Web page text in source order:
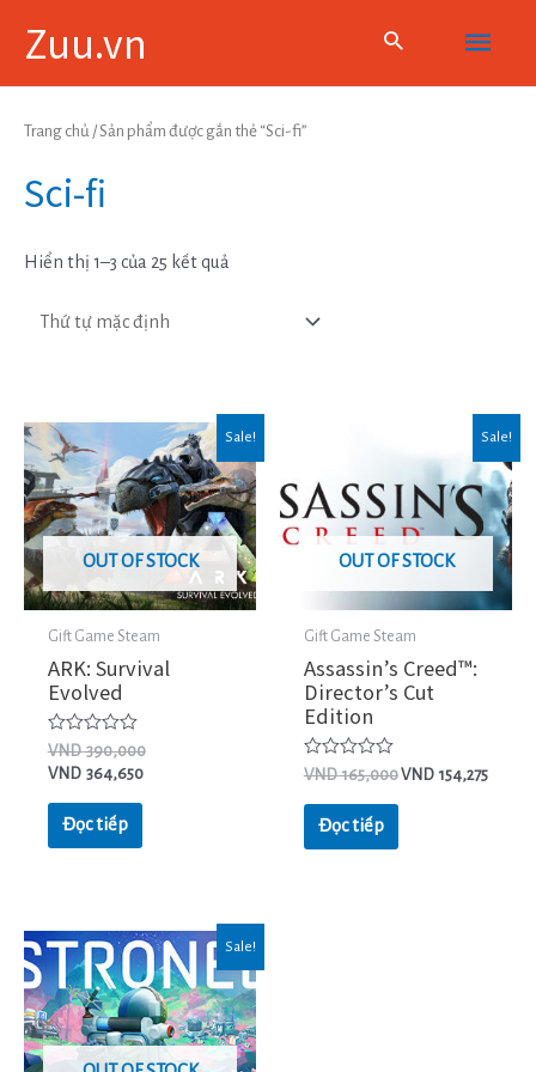
Zuu.vn
Main
Menu
Trang chủ / Sản phẩm được gắn thẻ “Sci-fi”
Sci-fi
Hiển thị 1–3 của 25 kết quả
Sale!
OUT OF STOCK
Gift Game Steam
ARK: Survival
Evolved
Được
xếp
hạng
sao
VND390,000
VND 364,650
Đọc tiếp
Sale!
OUT OF STOCK
Gift Game Steam
Assassin’s Creed™:
Director’s Cut
Edition
Được
hạng
sao
VND165,000VND 154,275
Đọc tiếp
Sale!